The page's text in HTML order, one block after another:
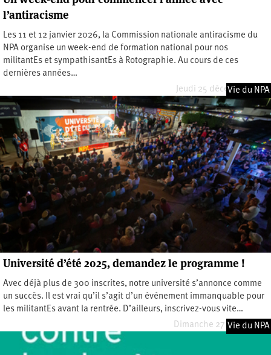
l’antiracisme
Les 11 et 12 janvier 2026, la Commission nationale antiracisme du
NPA organise un week-end de formation national pour nos
militantEs et sympathisantEs à Rotographie. Au cours de ces
dernières années…
Jeudi 25 décembre 2025
Vie du NPA
Université d’été 2025, demandez le programme !
Avec déjà plus de 300 inscrites, notre université s’annonce comme
un succès. Il est vrai qu’il s’agit d’un événement immanquable pour
les militantEs avant la rentrée. D’ailleurs, inscrivez-vous vite…
Dimanche 27 juillet 2025
Vie du NPA